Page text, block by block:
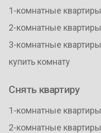
1-комнатные квартиры
2-комнатные квартиры
3-комнатные квартиры
купить комнату
Снять квартиру
1-комнатные квартиры
2-комнатные квартиры